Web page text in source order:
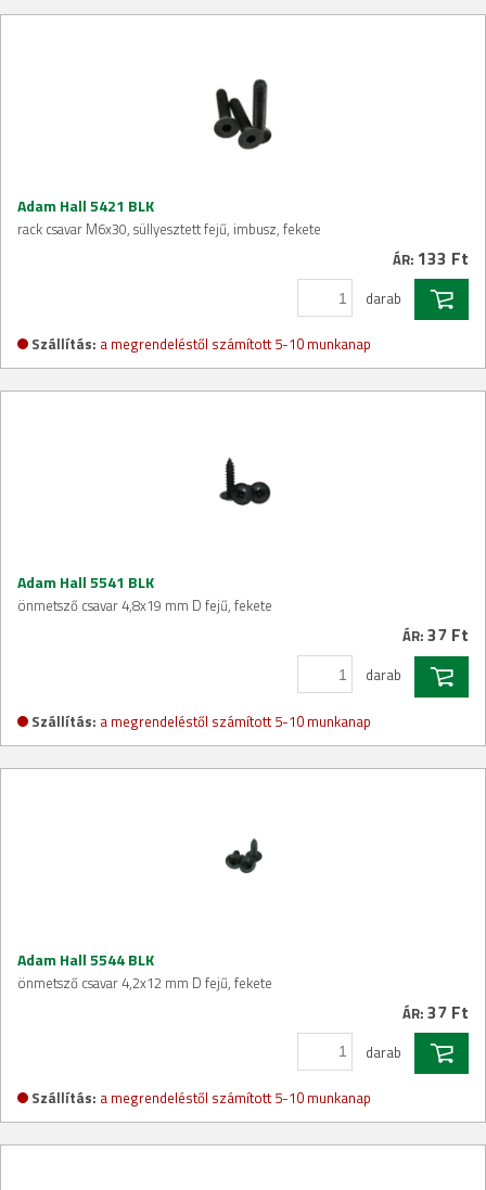
Adam Hall 5421 BLK
rack csavar M6x30, süllyesztett fejű, imbusz, fekete
ÁR: 133 Ft
darab
Szállítás: a megrendeléstől számított 5-10 munkanap
Adam Hall 5541 BLK
önmetsző csavar 4,8x19 mm D fejű, fekete
ÁR: 37 Ft
darab
Szállítás: a megrendeléstől számított 5-10 munkanap
Adam Hall 5544 BLK
önmetsző csavar 4,2x12 mm D fejű, fekete
ÁR: 37 Ft
darab
Szállítás: a megrendeléstől számított 5-10 munkanap